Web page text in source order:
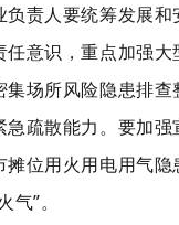
责人要统筹发展和
意识，重点加强大
集场所风险隐患排查
疏散能力。要加强
摊位用火用电用气隐
”。